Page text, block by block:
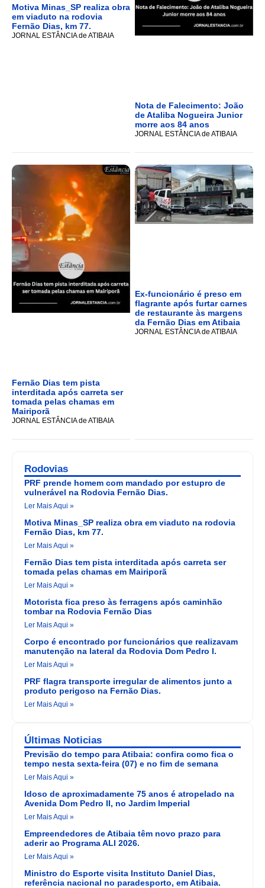
Motiva Minas_SP realiza obra
em viaduto na rodovia
Fernão Dias, km 77.
JORNAL ESTÂNCIA de ATIBAIA
Nota de Falecimento: João
de Ataliba Nogueira Junior
morre aos 84 anos
JORNAL ESTÂNCIA de ATIBAIA
Fernão Dias tem pista
interditada após carreta ser
tomada pelas chamas em
Mairiporã
JORNAL ESTÂNCIA de ATIBAIA
Ex-funcionário é preso em
flagrante após furtar carnes
de restaurante às margens
da Fernão Dias em Atibaia
JORNAL ESTÂNCIA de ATIBAIA
Rodovias
PRF prende homem com mandado por estupro de
vulnerável na Rodovia Fernão Dias.
Ler Mais Aqui »
Motiva Minas_SP realiza obra em viaduto na rodovia
Fernão Dias, km 77.
Ler Mais Aqui »
Fernão Dias tem pista interditada após carreta ser
tomada pelas chamas em Mairiporã
Ler Mais Aqui »
Motorista fica preso às ferragens após caminhão
tombar na Rodovia Fernão Dias
Ler Mais Aqui »
Corpo é encontrado por funcionários que realizavam
manutenção na lateral da Rodovia Dom Pedro I.
Ler Mais Aqui »
PRF flagra transporte irregular de alimentos junto a
produto perigoso na Fernão Dias.
Ler Mais Aqui »
Últimas Noticias
Previsão do tempo para Atibaia: confira como fica o
tempo nesta sexta-feira (07) e no fim de semana
Ler Mais Aqui »
Idoso de aproximadamente 75 anos é atropelado na
Avenida Dom Pedro II, no Jardim Imperial
Ler Mais Aqui »
Empreendedores de Atibaia têm novo prazo para
aderir ao Programa ALI 2026.
Ler Mais Aqui »
Ministro do Esporte visita Instituto Daniel Dias,
referência nacional no paradesporto, em Atibaia.